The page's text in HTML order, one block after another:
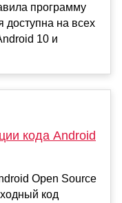
программу
доступна на всех
10 и
кода Android
Open Source
код